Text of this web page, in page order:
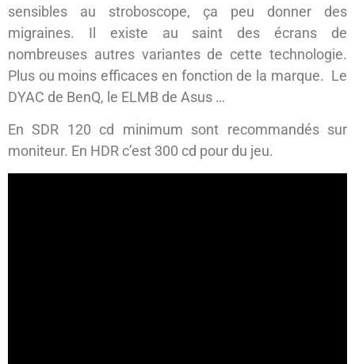
sensibles au stroboscope, ça peu donner des
migraines. Il existe au saint des écrans de
nombreuses autres variantes de cette technologie.
Plus ou moins efficaces en fonction de la marque. Le
DYAC de BenQ, le ELMB de Asus …
En SDR 120 cd minimum sont recommandés sur
moniteur. En HDR c’est 300 cd pour du jeu.